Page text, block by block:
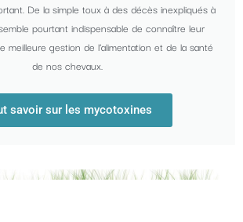
De la simple toux à des décès inexpliqués à
pourtant indispensable de connaître leur
meilleure gestion de l’alimentation et de la santé
de nos chevaux.
savoir sur les mycotoxines